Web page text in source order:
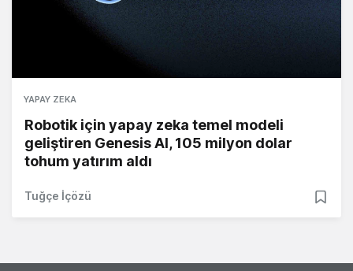
YAPAY ZEKA
Robotik için yapay zeka temel modeli
geliştiren Genesis AI, 105 milyon dolar
tohum yatırım aldı
Tuğçe İçözü